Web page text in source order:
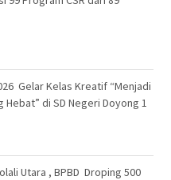
Gelar Kelas Kreatif “Menjadi
di SD Negeri Doyong 1
Utara , BPBD Droping 500